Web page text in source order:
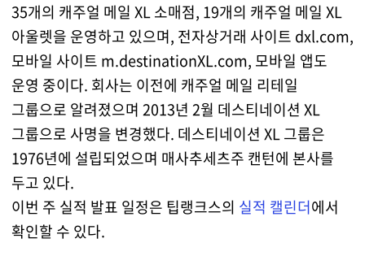
35개의 캐주얼 메일 XL 소매점, 19개의 캐주얼 메일 XL
아울렛을 운영하고 있으며, 전자상거래 사이트 dxl.com,
모바일 사이트 m.destinationXL.com, 모바일 앱도
운영 중이다. 회사는 이전에 캐주얼 메일 리테일
그룹으로 알려졌으며 2013년 2월 데스티네이션 XL
그룹으로 사명을 변경했다. 데스티네이션 XL 그룹은
1976년에 설립되었으며 매사추세츠주 캔턴에 본사를
두고 있다.
이번 주 실적 발표 일정은 팁랭크스의 실적 캘린더에서
확인할 수 있다.